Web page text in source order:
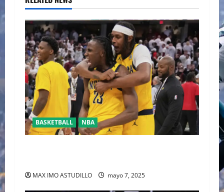
BASKETBALL NBA
MAX IMO ASTUDILLO mayo 7, 2025